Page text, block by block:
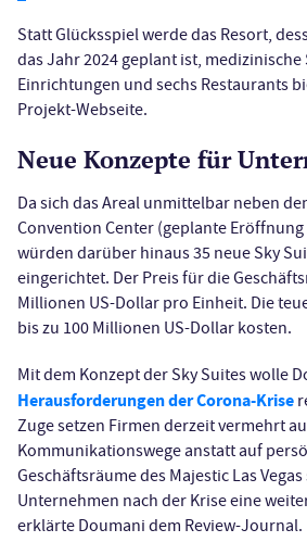
Statt Glücksspiel werde das Resort,
das Jahr 2024 geplant ist, medizinische
Einrichtungen und sechs Restaurants
Projekt-Webseite.
Neue Konzepte für
Da sich das Areal unmittelbar neben
Convention Center (geplante
würden darüber hinaus 35 neue Sky
eingerichtet. Der Preis für die
Millionen US-Dollar pro Einheit. Die
bis zu 100 Millionen US-Dollar kosten.
Mit dem Konzept der Sky Suites wolle
Herausforderungen der Corona-Krise
Zuge setzen Firmen derzeit vermehrt
Kommunikationswege anstatt auf
Geschäftsräume des Majestic Las
Unternehmen nach der Krise eine
erklärte Doumani dem Review-Journal.